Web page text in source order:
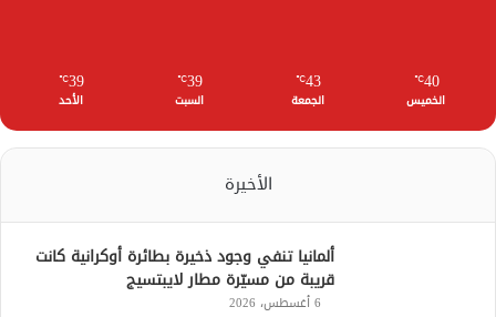
40
℃
الخميس
43
℃
الجمعة
39
℃
السبت
39
℃
الأحد
الأخيرة
ألمانيا تنفي وجود ذخيرة بطائرة أوكرانية كانت
قريبة من مسيّرة مطار لايبتسيج
6 أغسطس، 2026